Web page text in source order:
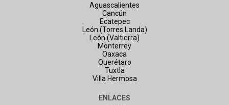
Aguascalientes
Cancún
Ecatepec
León (Torres Landa)
León (Valtierra)
Monterrey
Oaxaca
Querétaro
Tuxtla
Villa Hermosa
ENLACES